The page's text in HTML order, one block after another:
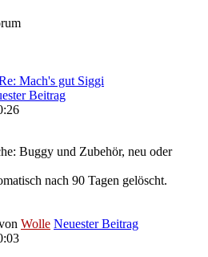
Mach's gut Siggi
Beitrag
Buggy und Zubehör, neu oder
nach 90 Tagen gelöscht.
Wolle Neuester Beitrag